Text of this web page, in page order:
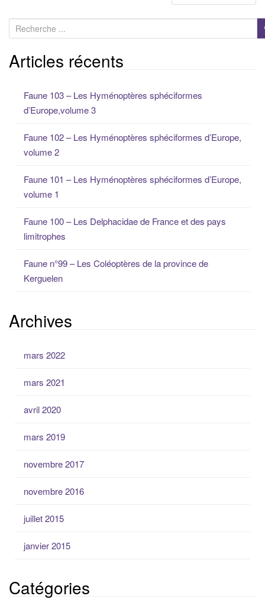
des
articles
e
c
h
Articles récents
Faune 103 – Les Hyménoptères sphéciformes
d’Europe,volume 3
Faune 102 – Les Hyménoptères sphéciformes d’Europe,
volume 2
Faune 101 – Les Hyménoptères sphéciformes d’Europe,
volume 1
Faune 100 – Les Delphacidae de France et des pays
limitrophes
Faune n°99 – Les Coléoptères de la province de
Kerguelen
Archives
mars 2022
mars 2021
avril 2020
mars 2019
novembre 2017
novembre 2016
juillet 2015
janvier 2015
Catégories